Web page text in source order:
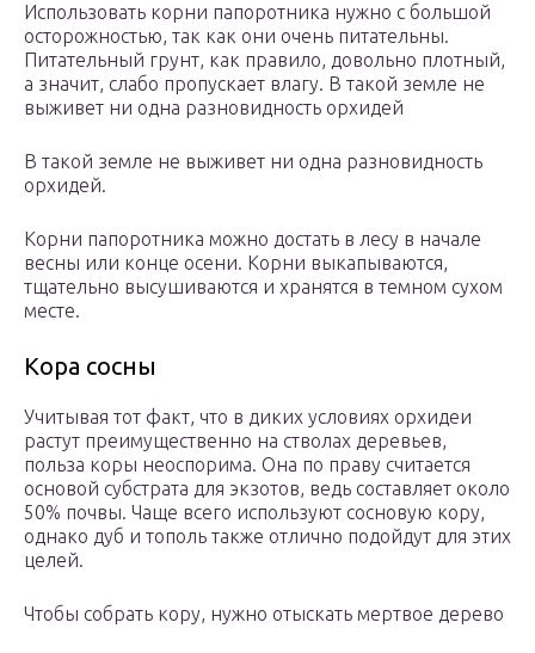
Использовать корни папоротника нужно с большой
осторожностью, так как они очень питательны.
Питательный грунт, как правило, довольно плотный,
а значит, слабо пропускает влагу. В такой земле не
выживет ни одна разновидность орхидей
В такой земле не выживет ни одна разновидность
орхидей.
Корни папоротника можно достать в лесу в начале
весны или конце осени. Корни выкапываются,
тщательно высушиваются и хранятся в темном сухом
месте.
Кора сосны
Учитывая тот факт, что в диких условиях орхидеи
растут преимущественно на стволах деревьев,
польза коры неоспорима. Она по праву считается
основой субстрата для экзотов, ведь составляет около
50% почвы. Чаще всего используют сосновую кору,
однако дуб и тополь также отлично подойдут для этих
целей.
Чтобы собрать кору, нужно отыскать мертвое дерево